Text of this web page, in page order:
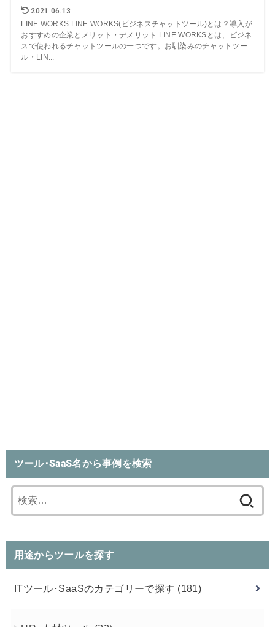
2021.06.13
LINE WORKS LINE WORKS(ビジネスチャットツール)とは？導入が
おすすめの企業とメリット・デメリット LINE WORKSとは、ビジネ
スで使われるチャットツールの一つです。お馴染みのチャットツー
ル・LIN...
ツール･SaaS名から事例を検索
索:
用途からツールを探す
ITツール･SaaSのカテゴリーで探す (181)